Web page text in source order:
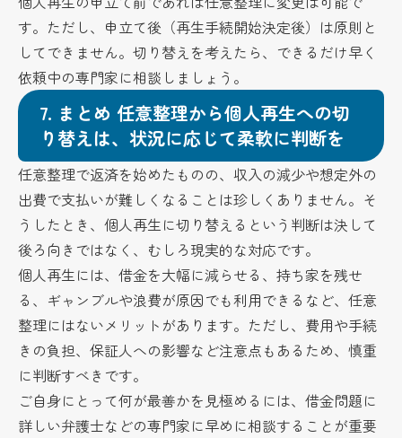
す。ただし、申立て後（再生手続開始決定後）は原則と
してできません。切り替えを考えたら、できるだけ早く
依頼中の専門家に相談しましょう。
7. まとめ 任意整理から個人再生への切
り替えは、状況に応じて柔軟に判断を
任意整理で返済を始めたものの、収入の減少や想定外の
出費で支払いが難しくなることは珍しくありません。そ
うしたとき、個人再生に切り替えるという判断は決して
後ろ向きではなく、むしろ現実的な対応です。
個人再生には、借金を大幅に減らせる、持ち家を残せ
る、ギャンブルや浪費が原因でも利用できるなど、任意
整理にはないメリットがあります。ただし、費用や手続
きの負担、保証人への影響など注意点もあるため、慎重
に判断すべきです。
ご自身にとって何が最善かを見極めるには、借金問題に
詳しい弁護士などの専門家に早めに相談することが重要